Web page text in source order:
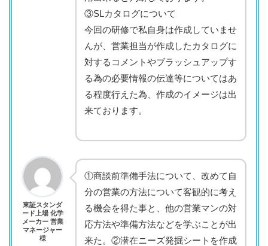
③SLカタログについて
今回の研修で私自身は作成していませ
んが、営業担当が作成したカタログに
対するコメントやブラッシュアップす
る為の必要情報の伝達等についてはあ
る程度行えた為、作成のイメージは出
来ております。
東証スタンダ
ード上場 化学
メーカー 営業
マネージャー
様
①商談前準備手法について、改めて自
分の営業の方法について客観的に考え
る機会を得た事と、他の営業マンの対
応方法や準備方法などを学ぶことが出
来た。②潜在ニーズ発掘シートを作成